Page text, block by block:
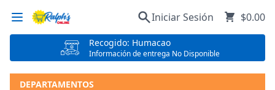
Recogido: Humacao
Información de entrega No Disponible
Iniciar Sesión $0.00
DEPARTAMENTOS